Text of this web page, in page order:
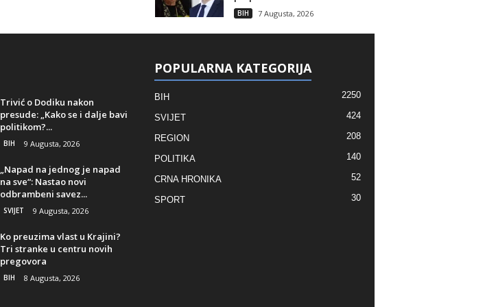
BIH 7 Augusta, 2026
Trivić o Dodiku nakon
presude: „Kako se i dalje bavi
politikom?...
BIH 9 Augusta, 2026
„Napad na jednog je napad
na sve“: Nastao novi
odbrambeni savez...
SVIJET 9 Augusta, 2026
Ko preuzima vlast u Krajini?
Tri stranke u centru novih
pregovora
BIH 8 Augusta, 2026
POPULARNA KATEGORIJA
BIH 2250
SVIJET 424
REGION 208
POLITIKA 140
CRNA HRONIKA 52
SPORT 30